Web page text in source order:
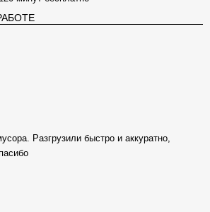
Разгрузили быстро и аккуратно,